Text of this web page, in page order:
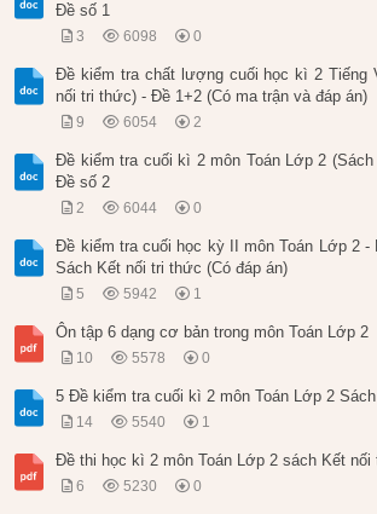
Đề số 1
3 6098 0
Đề kiểm tra chất lượng cuối học kì 2 Tiếng
nối tri thức) - Đề 1+2 (Có ma trận và đáp án)
9 6054 2
Đề kiểm tra cuối kì 2 môn Toán Lớp 2
Đề số 2
2 6044 0
Đề kiểm tra cuối học kỳ II môn Toán Lớp 2 -
Sách Kết nối tri thức (Có đáp án)
5 5942 1
Ôn tập 6 dạng cơ bản trong môn Toán Lớp 2
10 5578 0
5 Đề kiểm tra cuối kì 2 môn Toán Lớp 2
14 5540 1
Đề thi học kì 2 môn Toán Lớp 2 sách Kết nối
6 5230 0